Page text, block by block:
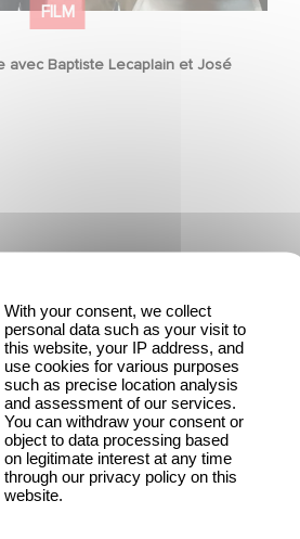
FILM
avec Baptiste Lecaplain et José
le nouveau film de Franck
With your consent, we collect
personal data such as your visit to
this website, your IP address, and
use cookies for various purposes
such as precise location analysis
and assessment of our services.
You can withdraw your consent or
object to data processing based
on legitimate interest at any time
through our privacy policy on this
website.